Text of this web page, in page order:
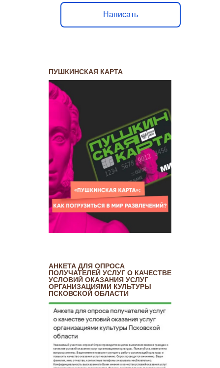
Написать
ПУШКИНСКАЯ КАРТА
АНКЕТА ДЛЯ ОПРОСА
ПОЛУЧАТЕЛЕЙ УСЛУГ О КАЧЕСТВЕ
УСЛОВИЙ ОКАЗАНИЯ УСЛУГ
ОРГАНИЗАЦИЯМИ КУЛЬТУРЫ
ПСКОВСКОЙ ОБЛАСТИ